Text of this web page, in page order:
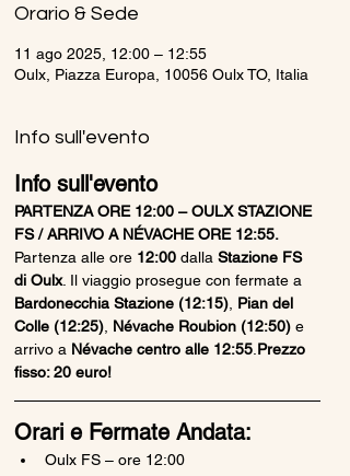
Orario & Sede
11 ago 2025, 12:00 – 12:55
Oulx, Piazza Europa, 10056 Oulx TO, Italia
Info sull'evento
Info sull'evento
PARTENZA ORE 12:00 – OULX STAZIONE
FS / ARRIVO A NÉVACHE ORE 12:55.
Partenza alle ore 12:00 dalla Stazione FS
di Oulx. Il viaggio prosegue con fermate a
Bardonecchia Stazione (12:15) Pian del
Colle (12:25) Névache Roubion (12:50) e
arrivo a Névache centro alle 12:55 Prezzo
fisso: 20 euro!
Orari e Fermate Andata:
Oulx FS – ore 12:00